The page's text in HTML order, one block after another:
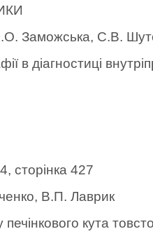
Заможська, С.В.
в діагностиці
сторінка 427
В.П. Лаврик
кута